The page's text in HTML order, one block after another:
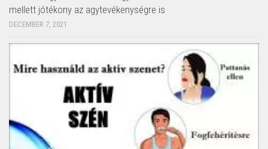
mellett jótékony az agytevékenységre is
DECEMBER 7, 2021